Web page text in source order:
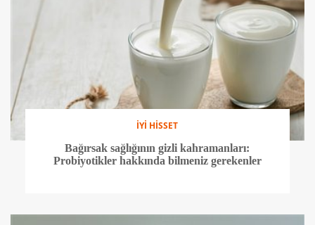
İYİ HİSSET
Bağırsak sağlığının gizli kahramanları:
Probiyotikler hakkında bilmeniz gerekenler